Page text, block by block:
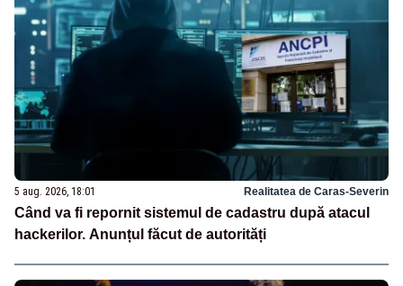
5 aug. 2026, 18:01 Realitatea de Caras-Severin
Când va fi repornit sistemul de cadastru după atacul
hackerilor. Anunțul făcut de autorități